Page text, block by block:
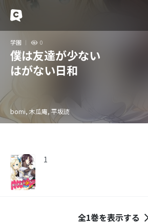
学園 0
僕は友達が少ない
はがない日和
bomi, 木瓜庵, 平坂読
1
全1巻を表示する